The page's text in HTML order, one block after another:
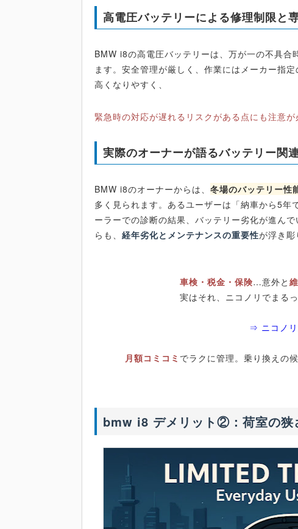
高電圧バッテリーによる修理制限と
BMW i8の高電圧バッテリーは、万が一の不具合
ます。安全管理が厳しく、作業にはメーカー指
高くなりやすく、
緊急時の対応が遅れるリスクがある点にも注意が
実際のオーナーが語るバッテリー関
BMW i8のオーナーからは、冬場のバッテリー性
多く見られます。あるユーザーは「納車から5年
ーラーでの診断の結果、バッテリー劣化が進ん
らも、経年劣化とメンテナンスの重要性が浮き彫
車検・税金・保険…意外と
実はそれ、ニコノリでまる
⇒ ニコノ
月額コミコミ でラクに管理。乗り換えの
bmw i8 デメリット②：荷室の狭